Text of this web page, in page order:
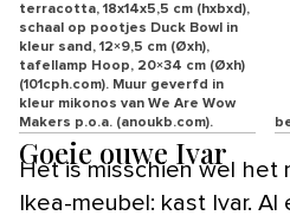
terracotta, 18x14x5,5 cm (hxbxd),
schaal op pootjes Duck Bowl in
kleur sand, 12×9,5 cm (Øxh),
tafellamp Hoop, 20×34 cm (Øxh)
(101cph.com). Muur geverfd in
kleur mikonos van We Are Wow
Makers p.o.a. (anoukb.com).
Goeie ouwe Ivar
Het is misschien wel het meest gehackte
Ikea-meubel: kast Ivar.